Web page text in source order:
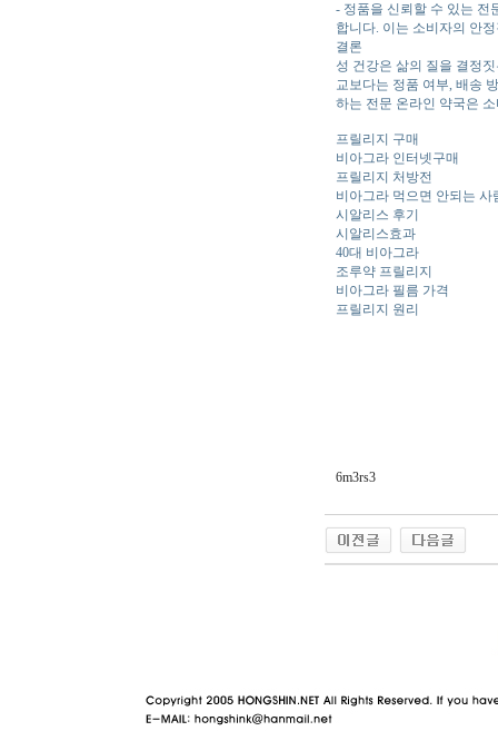
- 정품을 신뢰할 수 있는 전
합니다. 이는 소비자의 안
결론
성 건강은 삶의 질을 결정
교보다는 정품 여부, 배송
하는 전문 온라인 약국은
프릴리지 구매
비아그라 인터넷구매
프릴리지 처방전
비아그라 먹으면 안되는 사
시알리스 후기
시알리스효과
40대 비아그라
조루약 프릴리지
비아그라 필름 가격
프릴리지 원리
6m3rs3